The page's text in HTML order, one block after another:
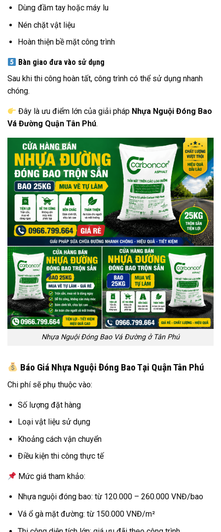
Dùng đầm tay hoặc máy lu
Nén chặt vật liệu
Hoàn thiện bề mặt công trình
Bàn giao đưa vào sử dụng
Sau khi thi công hoàn tất, công trình có thể sử dụng nhanh
chóng.
Đây là ưu điểm lớn của giải pháp Nhựa Nguội Đóng Bao
Vá Đường Quận Tân Phú.
Nhựa Nguội Đóng Bao Vá Đường ở Tân Phú
Báo Giá Nhựa Nguội Đóng Bao Tại Quận Tân Phú
Chi phí sẽ phụ thuộc vào:
Số lượng đặt hàng
Loại vật liệu sử dụng
Khoảng cách vận chuyển
Điều kiện thi công thực tế
Mức giá tham khảo:
Nhựa nguội đóng bao: từ 120.000 – 260.000 VNĐ/bao
Vá ổ gà mặt đường: từ 150.000 VNĐ/m²